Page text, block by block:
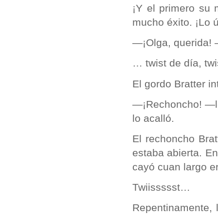
¡Y el primero su
mucho éxito. ¡Lo
—¡Olga, querida!
… twist de día,
El gordo Bratter
—¡Rechoncho!
lo acalló.
El rechoncho
estaba abierta.
cayó cuan largo
Twiissssst…